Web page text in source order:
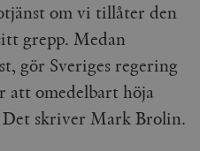
om vi tillåter den
grepp. Medan
gör Sveriges regering
att omedelbart höja
skriver Mark Brolin.